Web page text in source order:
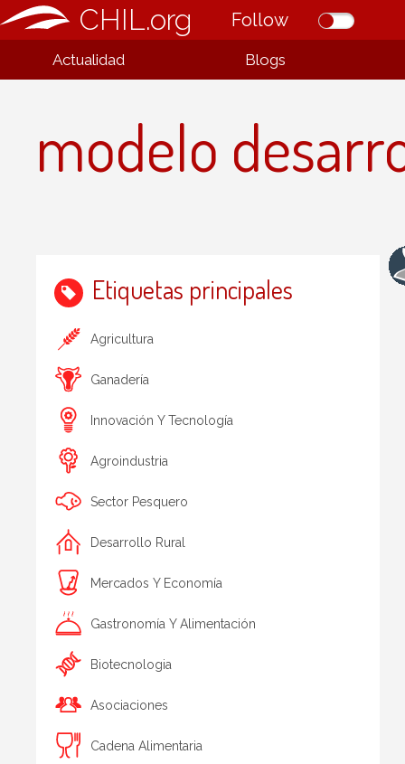
CHIL.org Follow
Actualidad Blogs
modelo
Etiquetas principales
Agricultura
Ganadería
Innovación Y Tecnología
Agroindustria
Sector Pesquero
Desarrollo Rural
Mercados Y Economía
Gastronomía Y Alimentación
Biotecnologia
Asociaciones
Cadena Alimentaria